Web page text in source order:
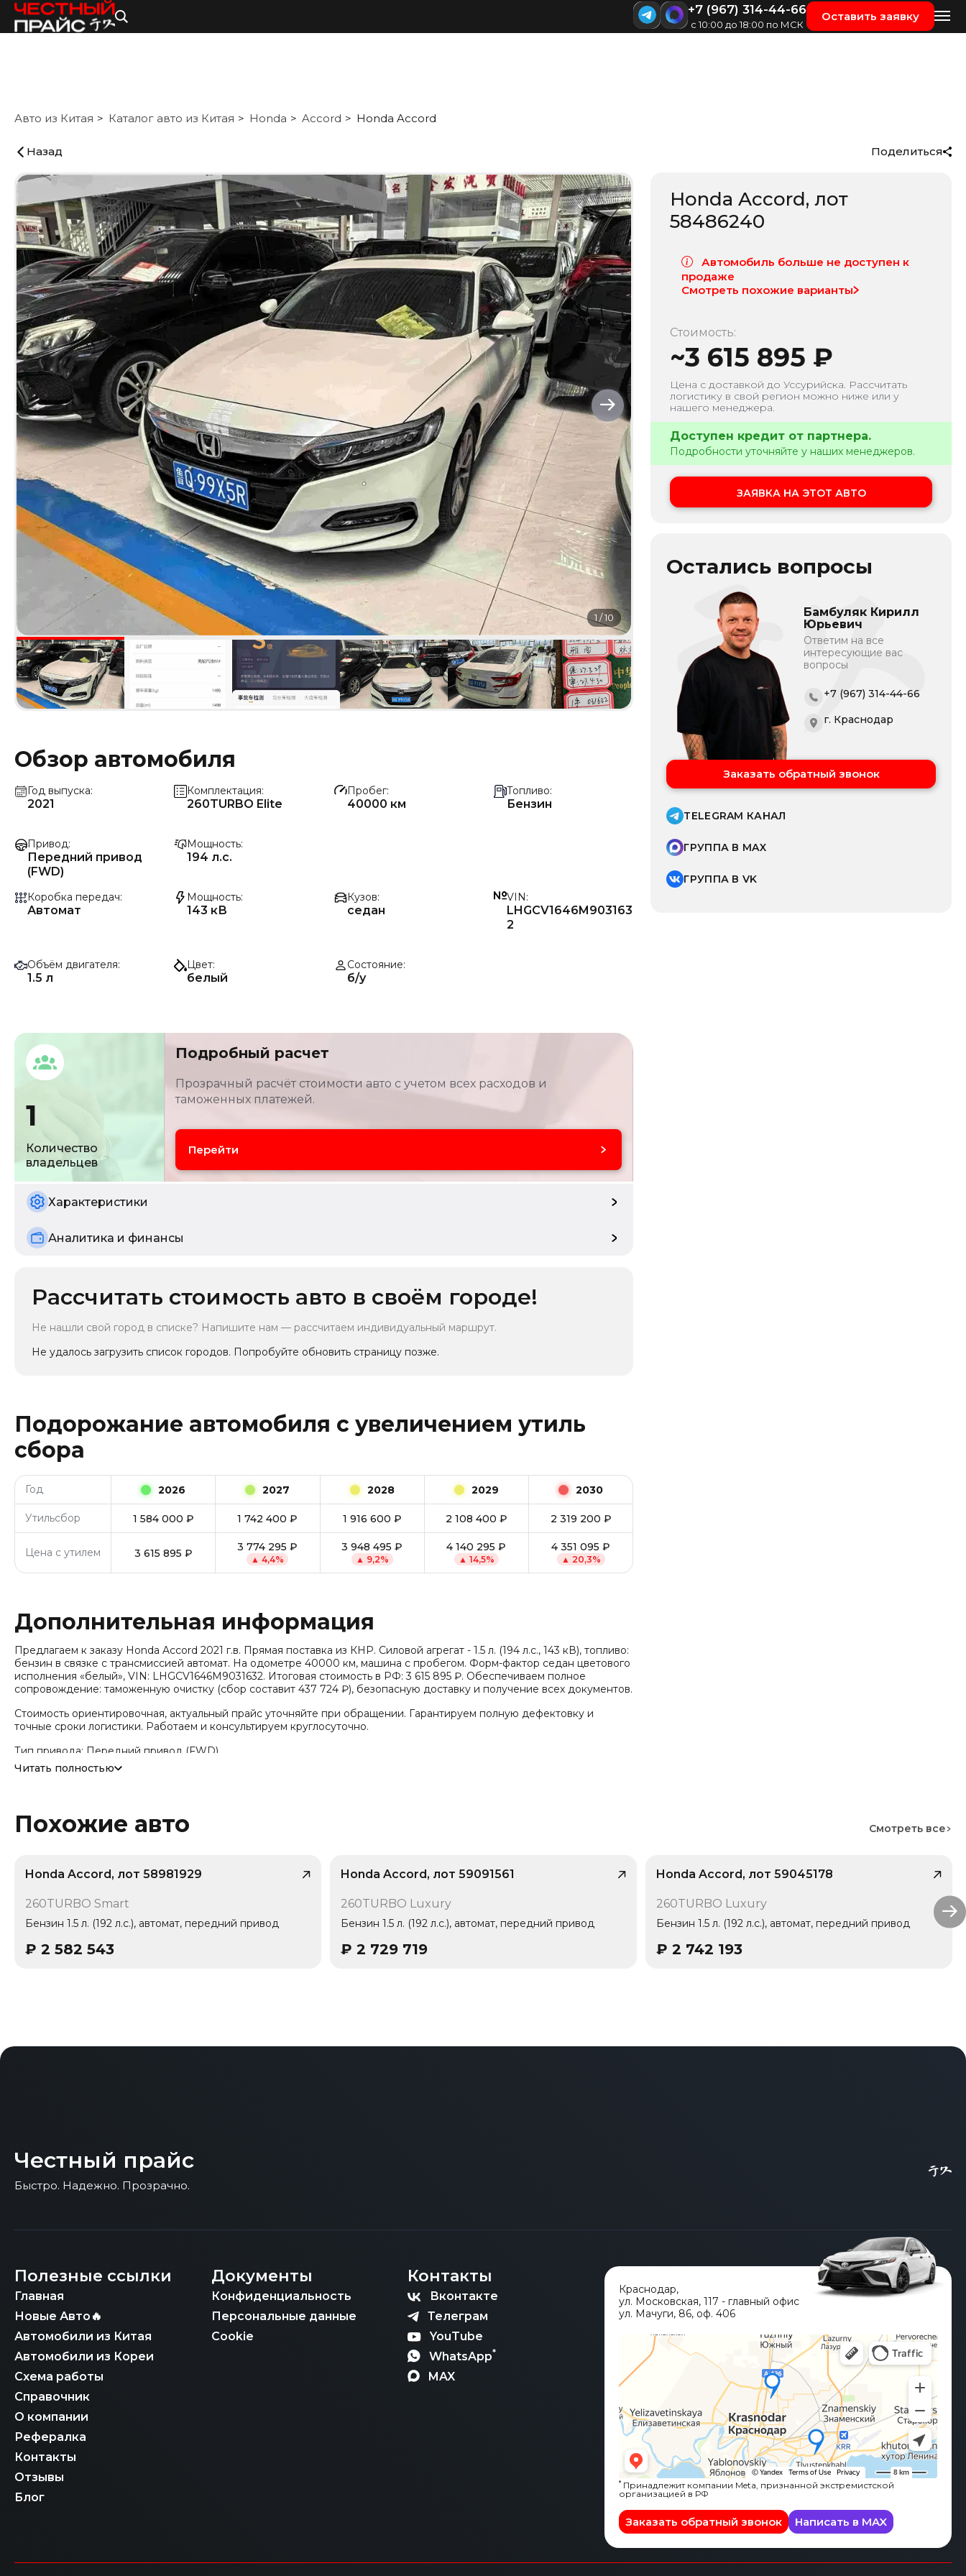
+7 (967) 314-44-66
с 10:00 до 18:00 по МСК
Оставить заявку
Авто из Китая Каталог авто из Китая Honda Accord Honda Accord
Назад Поделиться
1 /10
Обзор автомобиля
Год выпуска
2021
Комплектация
260TURBO Elite
Пробег
40000 км
Топливо
Бензин
Привод
Передний привод
(FWD)
Мощность
194 л.с.
Коробка передач
Автомат
Мощность
143 кВ
Кузов
седан
VIN
LHGCV1646M903163
2
Объём двигателя
1.5 л
Цвет
белый
Состояние
б/у
1
Количество
владельцев
Подробный расчет
Прозрачный расчёт стоимости авто с учетом всех расходов и
таможенных платежей.
Перейти
Характеристики
Аналитика и финансы
Рассчитать стоимость авто в своём городе!
Не нашли свой город в списке? Напишите нам — рассчитаем индивидуальный маршрут.
Не удалось загрузить список городов. Попробуйте обновить страницу позже.
Подорожание автомобиля с увеличением утиль
сбора
Год 2026 2027 2028 2029 2030
Утильсбор 1 584 000 ₽ 1 742 400 ₽ 1 916 600 ₽ 2 108 400 ₽ 2 319 200 ₽
Цена с утилем 3 615 895 ₽ 3 774 295 ₽
▲4,4%
3 948 495 ₽
▲ 9,2%
4 140 295 ₽
▲ 14,5%
4 351 095 ₽
▲ 20,3%
Дополнительная информация
Предлагаем к заказу Honda Accord 2021 г.в. Прямая поставка из КНР. Силовой агрегат - 1.5 л. (194 л.с., 143 кВ), топливо:
бензин в связке с трансмиссией автомат. На одометре 40000 км, машина с пробегом. Форм-фактор седан цветового
исполнения «белый», VIN: LHGCV1646M9031632. Итоговая стоимость в РФ: 3 615 895 ₽. Обеспечиваем полное
сопровождение: таможенную очистку (сбор составит 437 724 ₽), безопасную доставку и получение всех документов.
Стоимость ориентировочная, актуальный прайс уточняйте при обращении. Гарантируем полную дефектовку и
точные сроки логистики. Работаем и консультируем круглосуточно.
Тип привода: Передний привод (FWD).
Читать полностью
Honda Accord, лот
58486240
Автомобиль больше не доступен к
продаже
Смотреть похожие варианты
Стоимость:
~3 615 895 ₽
Цена с доставкой до Уссурийска. Рассчитать
логистику в свой регион можно ниже или у
нашего менеджера.
Доступен кредит от партнера.
Подробности уточняйте у наших менеджеров.
ЗАЯВКА НА ЭТОТ АВТО
Остались вопросы
Бамбуляк Кирилл
Юрьевич
Ответим на все
интересующие вас
вопросы
+7 (967) 314-44-66
г. Краснодар
Заказать обратный звонок
TELEGRAM КАНАЛ
ГРУППА В MAX
ГРУППА В VK
Похожие авто Смотреть все
Honda Accord, лот 58981929
1 владелец
260TURBO Smart
Бензин 1.5 л. (192 л.с.), автомат, передний привод
₽ 2 582 543
Honda Accord, лот 59091561
1 владелец
260TURBO Luxury
Бензин 1.5 л. (192 л.с.), автомат, передний привод
₽ 2 729 719
Honda Accord, лот 59045178
1 владелец
260TURBO Luxury
Бензин 1.5 л. (192 л.с.), автомат, передний привод
₽ 2 742 193
Честный прайс
Быстро. Надежно. Прозрачно.
Полезные ссылки
Главная
Новые Авто🔥
Автомобили из Китая
Автомобили из Кореи
Схема работы
Справочник
О компании
Рефералка
Контакты
Отзывы
Блог
Документы
Конфиденциальность
Персональные данные
Cookie
Контакты
Вконтакте
Телеграм
YouTube
WhatsApp*
MAX
Краснодар,
ул. Московская, 117 - главный офис
ул. Мачуги, 86, оф. 406
*Принадлежит компании Meta, признанной экстремистской
организацией в РФ
Заказать обратный звонок Написать в MAX